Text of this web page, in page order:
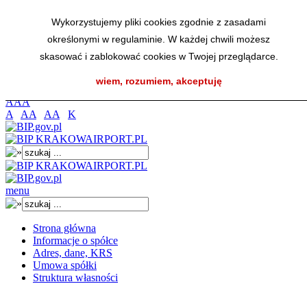
Wykorzystujemy pliki cookies zgodnie z zasadami
określonymi w regulaminie. W każdej chwili możesz
skasować i zablokować cookies w Twojej przeglądarce.
wiem, rozumiem, akceptuję
Przejdź do menu głównego
Przejdź do menu dolnego
Przejdź do mapy strony
Przejdź do wyszukiwarki
AAA
A
AA AA K
menu
Strona główna
Informacje o spółce
Adres, dane, KRS
Umowa spółki
Struktura własności